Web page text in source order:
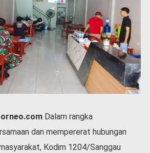
Dalam rangka
dan mempererat hubungan
Kodim 1204/Sanggau